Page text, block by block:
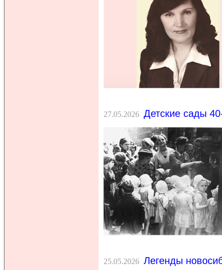
27.05.2026 Детские сады
25.05.2026 Легенды